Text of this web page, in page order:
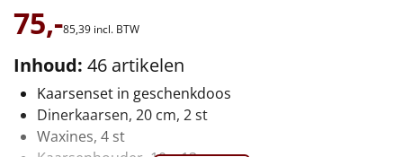
Luxe
Mannen
Vrouwen
Duurzaam
75,-85,39 incl. BTW
Inhoud: 46 artikelen
Kaarsenset in geschenkdoos
Dinerkaarsen, 20 cm, 2 st
Waxines, 4 st